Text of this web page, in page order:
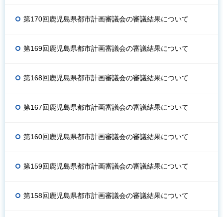
第170回鹿児島県都市計画審議会の審議結果について
第169回鹿児島県都市計画審議会の審議結果について
第168回鹿児島県都市計画審議会の審議結果について
第167回鹿児島県都市計画審議会の審議結果について
第160回鹿児島県都市計画審議会の審議結果について
第159回鹿児島県都市計画審議会の審議結果について
第158回鹿児島県都市計画審議会の審議結果について